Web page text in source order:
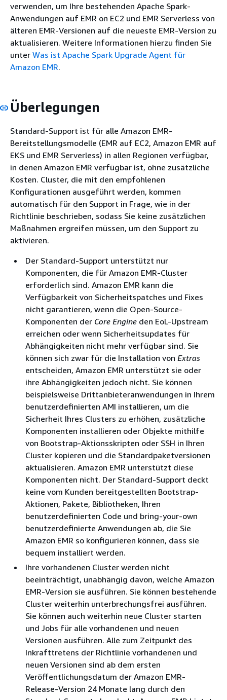
verwenden, um Ihre bestehenden Apache Spark-
Anwendungen auf EMR on EC2 und EMR Serverless von
älteren EMR-Versionen auf die neueste EMR-Version zu
aktualisieren. Weitere Informationen hierzu finden Sie
unter Was ist Apache Spark Upgrade Agent für
Amazon EMR.
Überlegungen
Standard-Support ist für alle Amazon EMR-
Bereitstellungsmodelle (EMR auf EC2, Amazon EMR auf
EKS und EMR Serverless) in allen Regionen verfügbar,
in denen Amazon EMR verfügbar ist, ohne zusätzliche
Kosten. Cluster, die mit den empfohlenen
Konfigurationen ausgeführt werden, kommen
automatisch für den Support in Frage, wie in der
Richtlinie beschrieben, sodass Sie keine zusätzlichen
Maßnahmen ergreifen müssen, um den Support zu
aktivieren.
Der Standard-Support unterstützt nur
Komponenten, die für Amazon EMR-Cluster
erforderlich sind. Amazon EMR kann die
Verfügbarkeit von Sicherheitspatches und Fixes
nicht garantieren, wenn die Open-Source-
Komponenten der Core Engine den EoL-Upstream
erreichen oder wenn Sicherheitsupdates für
Abhängigkeiten nicht mehr verfügbar sind. Sie
können sich zwar für die Installation von Extras
entscheiden, Amazon EMR unterstützt sie oder
ihre Abhängigkeiten jedoch nicht. Sie können
beispielsweise Drittanbieteranwendungen in Ihrem
benutzerdefinierten AMI installieren, um die
Sicherheit Ihres Clusters zu erhöhen, zusätzliche
Komponenten installieren oder Objekte mithilfe
von Bootstrap-Aktionsskripten oder SSH in Ihren
Cluster kopieren und die Standardpaketversionen
aktualisieren. Amazon EMR unterstützt diese
Komponenten nicht. Der Standard-Support deckt
keine vom Kunden bereitgestellten Bootstrap-
Aktionen, Pakete, Bibliotheken, Ihren
benutzerdefinierten Code und bring-your-own
benutzerdefinierte Anwendungen ab, die Sie
Amazon EMR so konfigurieren können, dass sie
bequem installiert werden.
Ihre vorhandenen Cluster werden nicht
beeinträchtigt, unabhängig davon, welche Amazon
EMR-Version sie ausführen. Sie können bestehende
Cluster weiterhin unterbrechungsfrei ausführen.
Sie können auch weiterhin neue Cluster starten
und Jobs für alle vorhandenen und neuen
Versionen ausführen. Alle zum Zeitpunkt des
Inkrafttretens der Richtlinie vorhandenen und
neuen Versionen sind ab dem ersten
Veröffentlichungsdatum der Amazon EMR-
Release-Version 24 Monate lang durch den